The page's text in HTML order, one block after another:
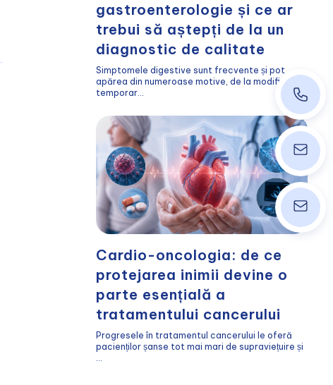
gastroenterologie și ce ar
trebui să aștepți de la un
diagnostic de calitate
Simptomele digestive sunt frecvente și pot
apărea din numeroase motive, de la modificări
temporar...
Cardio-oncologia: de ce
protejarea inimii devine o
parte esențială a
tratamentului cancerului
Progresele în tratamentul cancerului le oferă
pacienților șanse tot mai mari de supraviețuire și
...
+40 374